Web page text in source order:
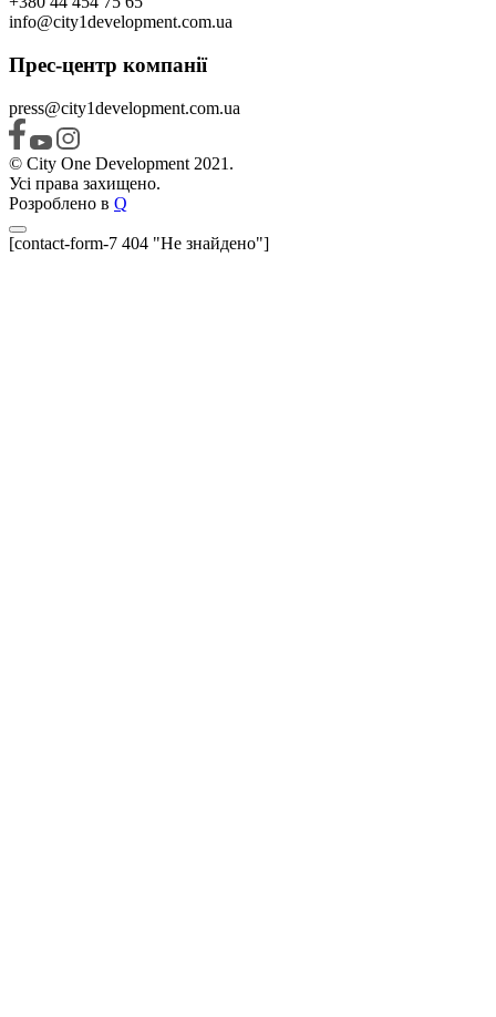
info@city1development.com.ua
Прес-центр компанії
press@city1development.com.ua
© City One Development 2021.
Усі права захищено.
Розроблено в Q
[contact-form-7 404 "Не знайдено"]